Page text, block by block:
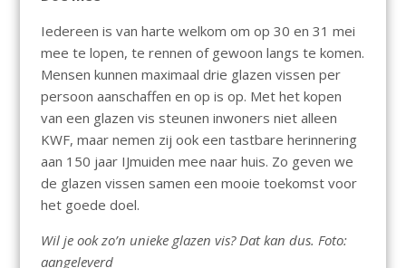
Iedereen is van harte welkom om op 30 en 31 mei
mee te lopen, te rennen of gewoon langs te komen.
Mensen kunnen maximaal drie glazen vissen per
persoon aanschaffen en op is op. Met het kopen
van een glazen vis steunen inwoners niet alleen
KWF, maar nemen zij ook een tastbare herinnering
aan 150 jaar IJmuiden mee naar huis. Zo geven we
de glazen vissen samen een mooie toekomst voor
het goede doel.
Wil je ook zo’n unieke glazen vis? Dat kan dus. Foto:
aangeleverd